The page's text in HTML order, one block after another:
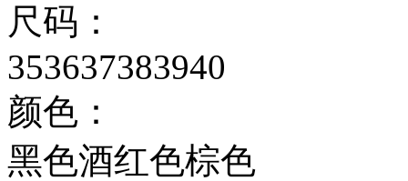
尺码：
353637383940
颜色：
黑色酒红色棕色